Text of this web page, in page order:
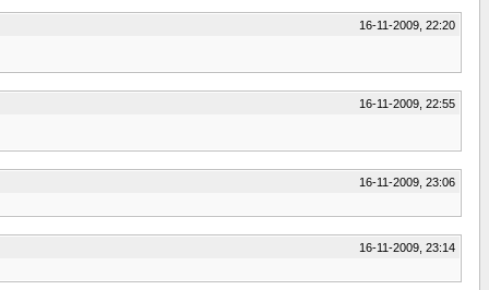
16-11-2009, 22:20
16-11-2009, 22:55
16-11-2009, 23:06
16-11-2009, 23:14